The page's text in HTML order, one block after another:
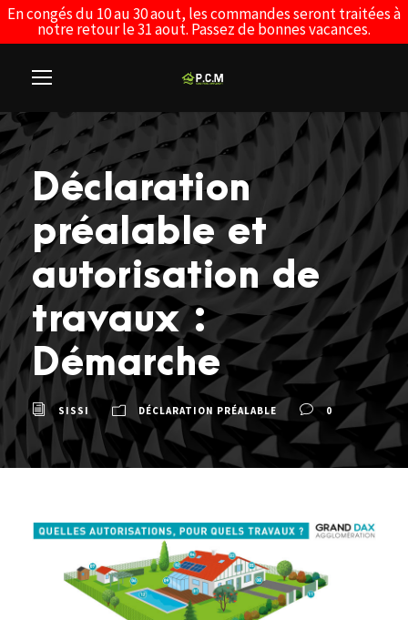
En congés du 10 au 30 aout, les commandes seront traitées à
notre retour le 31 aout. Passez de bonnes vacances.
Déclaration
préalable et
autorisation de
travaux :
Démarche
SISSI DÉCLARATION PRÉALABLE 0